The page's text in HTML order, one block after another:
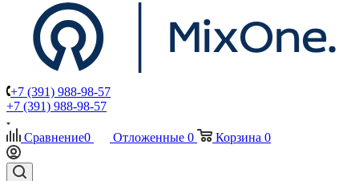
+7 (391) 988-98-57
+7 (391) 988-98-57
Сравнение0 Отложенные 0 Корзина 0